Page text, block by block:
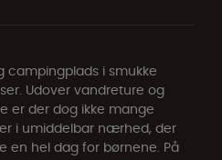
campingplads i smukke
Udover vandreture og
er der dog ikke mange
i umiddelbar nærhed, der
en hel dag for børnene. På